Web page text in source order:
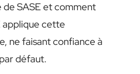
de SASE et comment
applique cette
ne faisant confiance à
défaut.